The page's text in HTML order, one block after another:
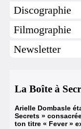
Discographie
Filmographie
Newsletter
La Boîte à
Arielle Dombasle
Secrets »
ton titre « Fever »